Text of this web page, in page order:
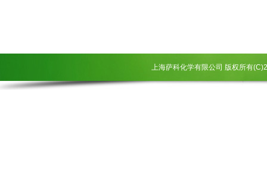
上海萨科化学有限公司 版权所有